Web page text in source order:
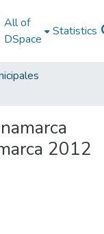
All of
DSpace
Statistics
2012